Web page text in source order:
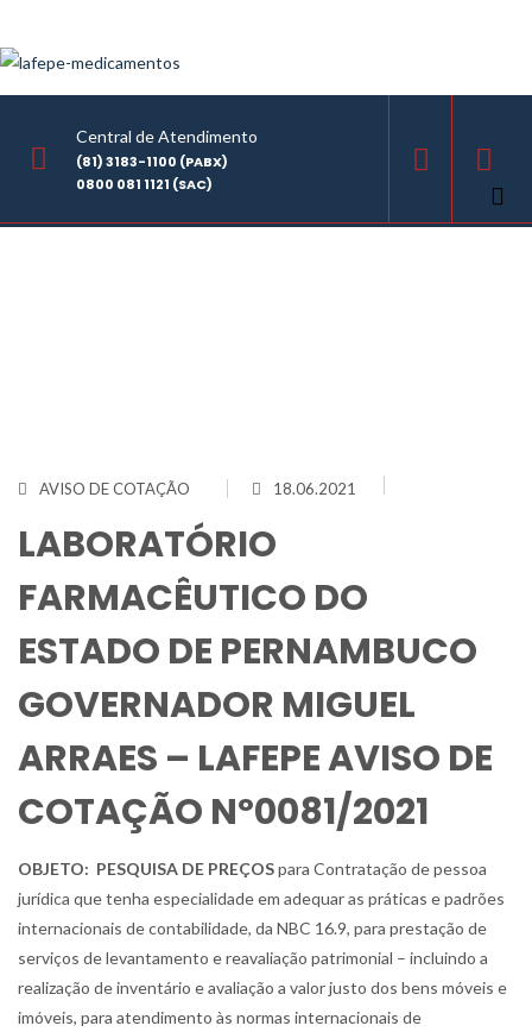
Central de Atendimento
(81) 3183-1100 (PABX)
0800 081 1121 (SAC)
AVISO DE COTAÇÃO 18.06.2021
LABORATÓRIO
FARMACÊUTICO DO
ESTADO DE PERNAMBUCO
GOVERNADOR MIGUEL
ARRAES – LAFEPE AVISO DE
COTAÇÃO Nº0081/2021
OBJETO: PESQUISA DE PREÇOSpara Contratação de pessoa
jurídica que tenha especialidade em adequar as práticas e padrões
internacionais de contabilidade, da NBC 16.9, para prestação de
serviços de levantamento e reavaliação patrimonial – incluindo a
realização de inventário e avaliação a valor justo dos bens móveis e
imóveis, para atendimento às normas internacionais de